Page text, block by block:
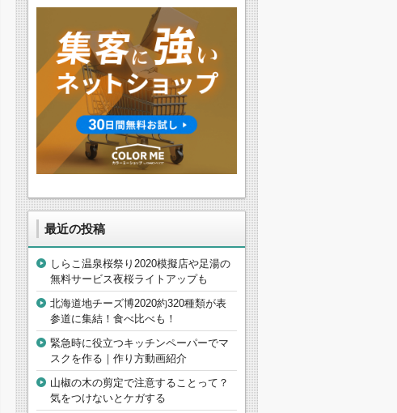
最近の投稿
しらこ温泉桜祭り2020模擬店や足湯の
無料サービス夜桜ライトアップも
北海道地チーズ博2020約320種類が表
参道に集結！食べ比べも！
緊急時に役立つキッチンペーパーでマ
スクを作る｜作り方動画紹介
山椒の木の剪定で注意することって？
気をつけないとケガする